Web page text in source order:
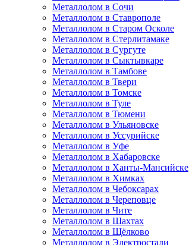
Металлолом в Сочи
Металлолом в Ставрополе
Металлолом в Старом Осколе
Металлолом в Стерлитамаке
Металлолом в Сургуте
Металлолом в Сыктывкаре
Металлолом в Тамбове
Металлолом в Твери
Металлолом в Томске
Металлолом в Туле
Металлолом в Тюмени
Металлолом в Ульяновске
Металлолом в Уссурийске
Металлолом в Уфе
Металлолом в Хабаровске
Металлолом в Ханты-Мансийске
Металлолом в Химках
Металлолом в Чебоксарах
Металлолом в Череповце
Металлолом в Чите
Металлолом в Шахтах
Металлолом в Щёлково
Металлолом в Электростали